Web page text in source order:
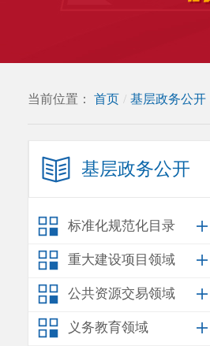
当前位置： 首页 / 基层政务公开
基层政务公开
标准化规范化目录
重大建设项目领域
公共资源交易领域
义务教育领域